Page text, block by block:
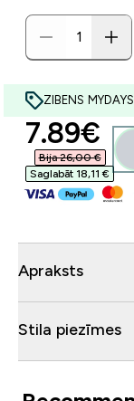
ZIBENS
7.89€‎
Bija 26,00 €‎
Saglabāt 18,11 €‎
Apraksts
Stila piezīmes